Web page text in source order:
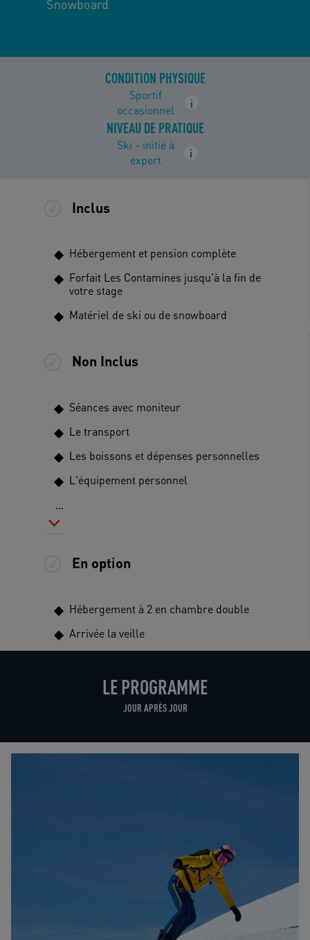
Snowboard
CONDITION PHYSIQUE
Sportif
occasionnel
i
NIVEAU DE PRATIQUE
Ski - initié à
expert
i
Inclus
Hébergement et pension complète
Forfait Les Contamines jusqu'à la fin de
votre stage
Matériel de ski ou de snowboard
Non Inclus
Séances avec moniteur
Le transport
Les boissons et dépenses personnelles
L'équipement personnel
...
En option
Hébergement à 2 en chambre double
Arrivée la veille
LE PROGRAMME
JOUR APRÈS JOUR